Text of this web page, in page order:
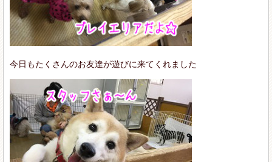
今日もたくさんのお友達が遊びに来てくれました